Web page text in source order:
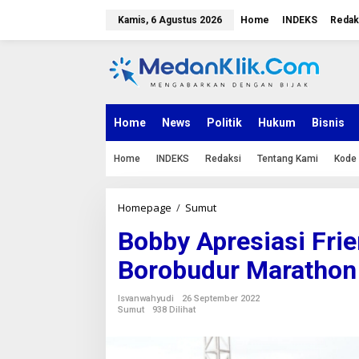
Kamis, 6 Agustus 2026 Home INDEKS
Home News Politik Hukum Bisnis
Home INDEKS Redaksi Tentang Kami
Homepage / Sumut
b
b
y
A
p
s
i
Bobby Apresiasi
Borobudur
Isvanwahyudi
26 September 2022
Sumut
938 Dilihat